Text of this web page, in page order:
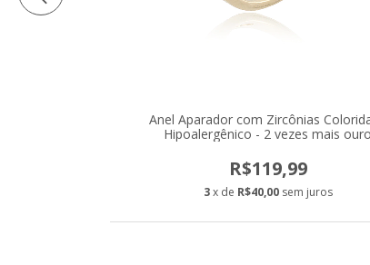
Anel Aparador com Zircônias
Hipoalergênico - 2 vezes mais ouro
R$119,99
3x de R$40,00 sem juros